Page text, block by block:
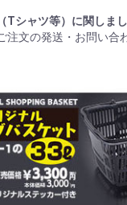
Tシャツ等）に関しま
注文の発送・お問い合